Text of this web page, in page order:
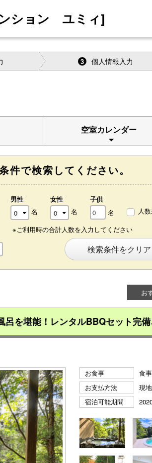
ション ユミィ]
3 個人情報入力
空室カレンダー
件で検索してください。
男性
名
女性
名
子供
名
人
※ご利用時の合計人数を入力してください
検索条件をクリア
お
呂を堪能！レンタルBBQセット完
お食事
食
お支払方法
現
宿泊可能期間